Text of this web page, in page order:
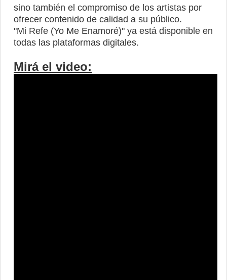
sino también el compromiso de los artistas por
ofrecer contenido de calidad a su público.
"Mi Refe (Yo Me Enamoré)" ya está disponible en
todas las plataformas digitales.
Mirá el video: